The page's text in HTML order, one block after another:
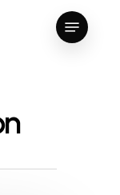
Menu